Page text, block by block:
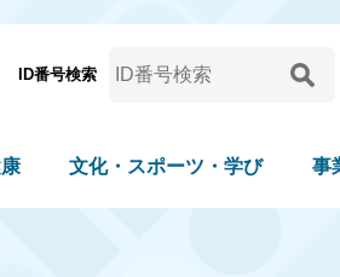
ID番号検索
文化・スポーツ・学び 事